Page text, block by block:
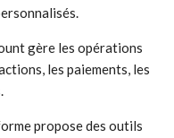
gère les opérations
les paiements, les
propose des outils